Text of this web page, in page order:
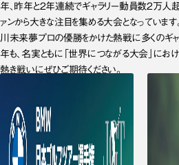
年、昨年と2年連続でギャラリー動員数2万人超
ァンから大きな注目を集める大会となっていま
川未来夢プロの優勝をかけた熱戦に多くのギャ
年も、名実ともに「世界につながる大会」にお
熱き戦いにぜひご期待ください。